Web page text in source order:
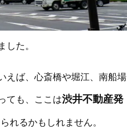
た。
えば、心斎橋や堀江、南船場
ても、ここは渋井不動産発
れるかもしれません。